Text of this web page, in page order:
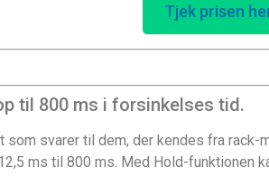
Tjek prisen
til 800 ms i forsinkelses tid.
svarer til dem, der kendes fra
ms til 800 ms. Med Hold-funktionen